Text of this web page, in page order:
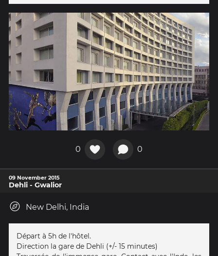
0 0
09 November 2015
Dehli - Gwalior
New Delhi, India
Départ à 5h de l'hôtel.
Direction la gare de Dehli (+/- 15 minutes)